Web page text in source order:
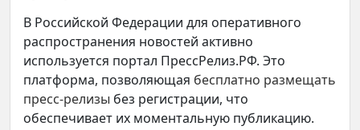
В Российской Федерации для оперативного
распространения новостей активно
используется портал ПрессРелиз.РФ. Это
платформа, позволяющая бесплатно размещать
пресс-релизы без регистрации, что
обеспечивает их моментальную публикацию.